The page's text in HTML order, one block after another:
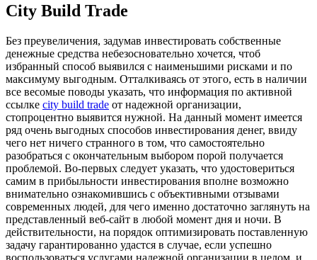
City Build Trade
Бeз прeувeличeния, задумав инвестировать собственные
денежные средства небезосновательно хочется, чтоб
избранный способ выявился с наименьшими рисками и по
максимуму выгодным. Отталкиваясь от этого, есть в наличии
все весомые поводы указать, что информация по активной
ссылке city build trade от надежной организации,
стопроцентно выявится нужной. На данный момент имеется
ряд очень выгодных способов инвестирования денег, ввиду
чего нет ничего странного в том, что самостоятельно
разобраться с окончательным выбором порой получается
проблемой. Во-первых следует указать, что удостовериться
самим в прибыльности инвестирования вполне возможно
внимательно ознакомившись с объективными отзывами
современных людей, для чего именно достаточно заглянуть на
представленный веб-сайт в любой момент дня и ночи. В
действительности, на порядок оптимизировать поставленную
задачу гарантированно удастся в случае, если успешно
воспользоваться услугами надежной организации в целом, и